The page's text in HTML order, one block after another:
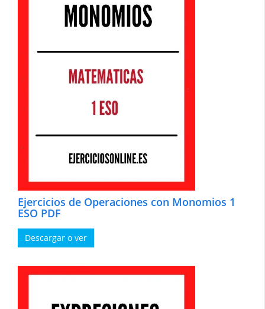
Ejercicios de Operaciones con Monomios 1
ESO PDF
Descargar o ver